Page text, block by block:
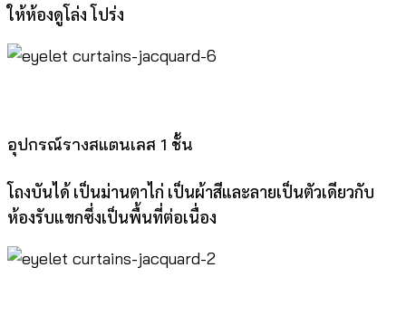
ให้ห้องดูโล่ง โปร่ง
อุปกรณ์รางสแตนเลส 1 ชั้น
โถงบันได้ เป็นม่านตาไก่ เป็นผ้าสีและลายเป็นตัวเดียวกับ
ห้องรับแขกซึ่งเป็นพื้นที่ต่อเนื่อง